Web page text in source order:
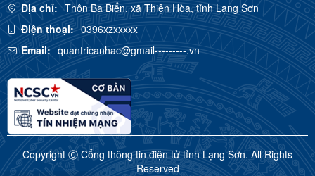
Địa chỉ: Thôn Ba Biển, xã Thiện Hòa, tỉnh Lạng Sơn
Điện thoại: 0396xzxxxxx
Email: quantricanhac@gmail---------.vn
Copyright Ⓒ Cổng thông tin điện tử tỉnh Lạng Sơn. All Rights
Reserved